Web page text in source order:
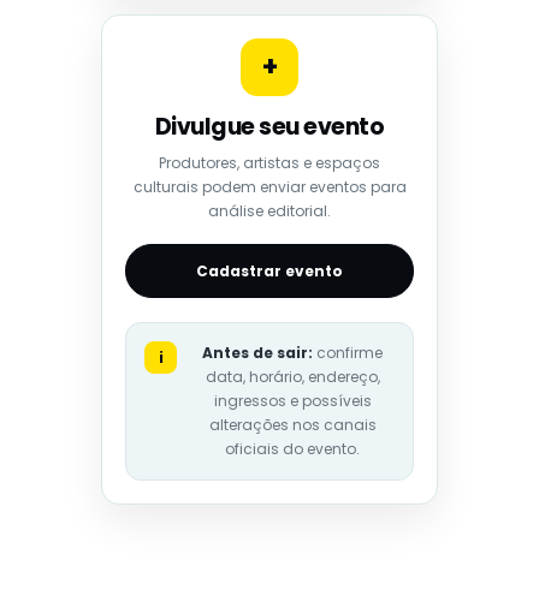
+
Divulgue seu evento
Produtores, artistas e espaços
culturais podem enviar eventos para
análise editorial.
Cadastrar evento
i Antes de sair: confirme
data, horário, endereço,
ingressos e possíveis
alterações nos canais
oficiais do evento.